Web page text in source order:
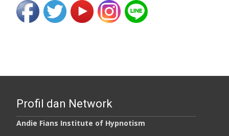
Profil dan Network
Andie Fians Institute of Hypnotism